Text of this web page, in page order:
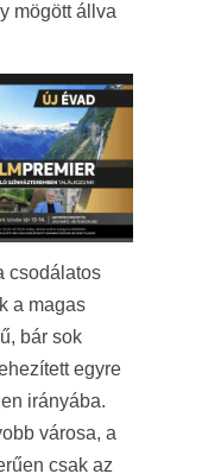
mögött állva
csodálatos
a magas
bár sok
egyre
irányába.
városa, a
csak az